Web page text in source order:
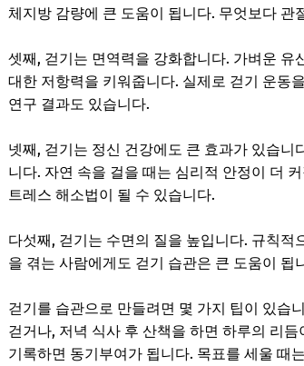
체지방 감량에 큰 도움이 됩니다. 무엇보다
셋째, 걷기는 면역력을 강화합니다. 가벼운 유
대한 저항력을 키워줍니다. 실제로 걷기 운동
연구 결과도 있습니다.
넷째, 걷기는 정신 건강에도 큰 효과가 있습니
니다. 자연 속을 걸을 때는 심리적 안정이 더
트레스 해소법이 될 수 있습니다.
다섯째, 걷기는 수면의 질을 높입니다. 규칙적
을 겪는 사람에게도 걷기 습관은 큰 도움이 됩
걷기를 습관으로 만들려면 몇 가지 팁이 있습
걷거나, 저녁 식사 후 산책을 하면 하루의 리
기록하면 동기부여가 됩니다. 목표를 세울 때